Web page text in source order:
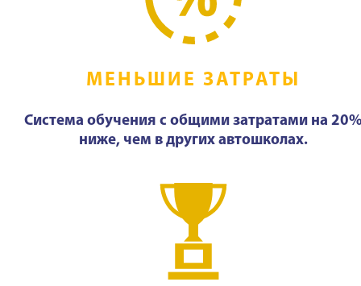
МЕНЬШИЕ ЗАТРАТЫ
Система обучения с общими затратами на
ниже, чем в других автошколах.